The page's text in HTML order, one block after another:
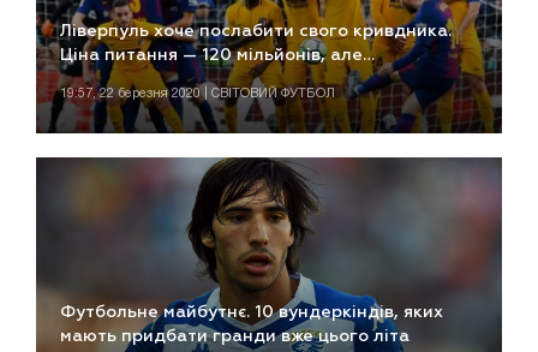
Ліверпуль хоче послабити свого кривдника.
Ціна питання — 120 мільйонів, але…
19:57, 22 березня 2020 | СВІТОВИЙ ФУТБОЛ
Футбольне майбутнє. 10 вундеркіндів, яких
мають придбати гранди вже цього літа